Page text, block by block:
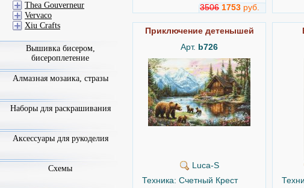
3506 1753 руб.
Приключение детенышей
Арт. b726
Luca-S
Техника: Счетный Крест
Thea Gouverneur
Vervaco
Xiu Crafts
Вышивка бисером,
бисероплетение
Алмазная мозаика, стразы
Наборы для раскрашивания
Аксессуары для рукоделия
Схемы